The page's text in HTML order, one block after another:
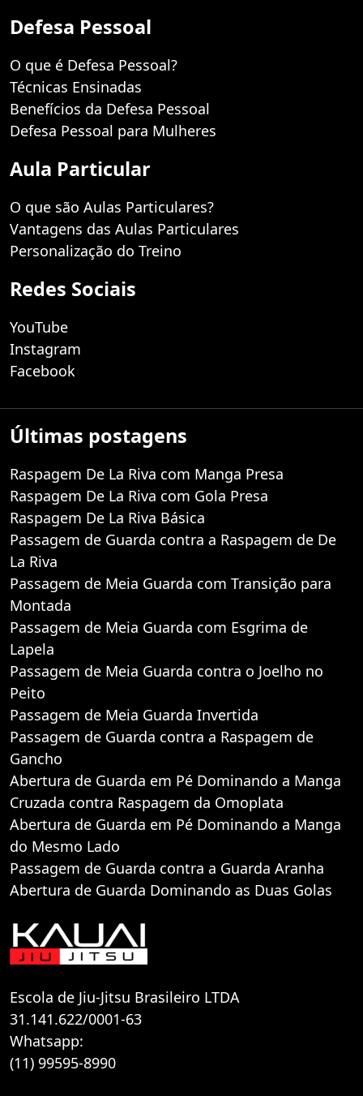
Defesa Pessoal
O que é Defesa Pessoal?
Técnicas Ensinadas
Benefícios da Defesa Pessoal
Defesa Pessoal para Mulheres
Aula Particular
O que são Aulas Particulares?
Vantagens das Aulas Particulares
Personalização do Treino
Redes Sociais
YouTube
Instagram
Facebook
Últimas postagens
Raspagem De La Riva com Manga Presa
Raspagem De La Riva com Gola Presa
Raspagem De La Riva Básica
Passagem de Guarda contra a Raspagem de De
La Riva
Passagem de Meia Guarda com Transição para
Montada
Passagem de Meia Guarda com Esgrima de
Lapela
Passagem de Meia Guarda contra o Joelho no
Peito
Passagem de Meia Guarda Invertida
Passagem de Guarda contra a Raspagem de
Gancho
Abertura de Guarda em Pé Dominando a Manga
Cruzada contra Raspagem da Omoplata
Abertura de Guarda em Pé Dominando a Manga
do Mesmo Lado
Passagem de Guarda contra a Guarda Aranha
Abertura de Guarda Dominando as Duas Golas
Escola de Jiu-Jitsu Brasileiro LTDA
31.141.622/0001-63
Whatsapp:
(11) 99595-8990